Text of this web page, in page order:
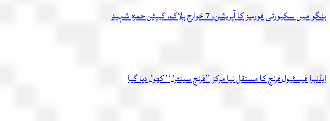
ہنگو میں سکیورٹی فورسز کا آپریشن، 7 خوارج ہلاک، کیپٹن حمزہ شہید
ایڈنبرا فیسٹیول فرنج کا مستقل نیا مرکز ’’فرنج سینٹرل‘‘ کھول دیا گیا